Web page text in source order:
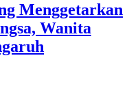
Menggetarkan
Wanita